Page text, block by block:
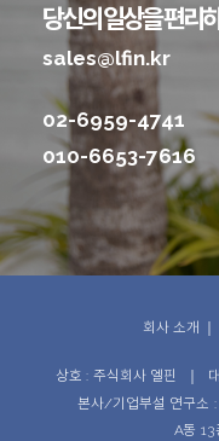
당신의 일상을 편리
sales@lfin.kr
02-6959-4741
010-6653-7616
회사 소개
상호 : 주식회사 엘핀
본사/기업부설 연구소 :
A동 13